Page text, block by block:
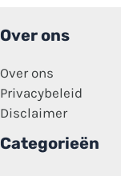
Over ons
Over ons
Privacybeleid
Disclaimer
Categorieën